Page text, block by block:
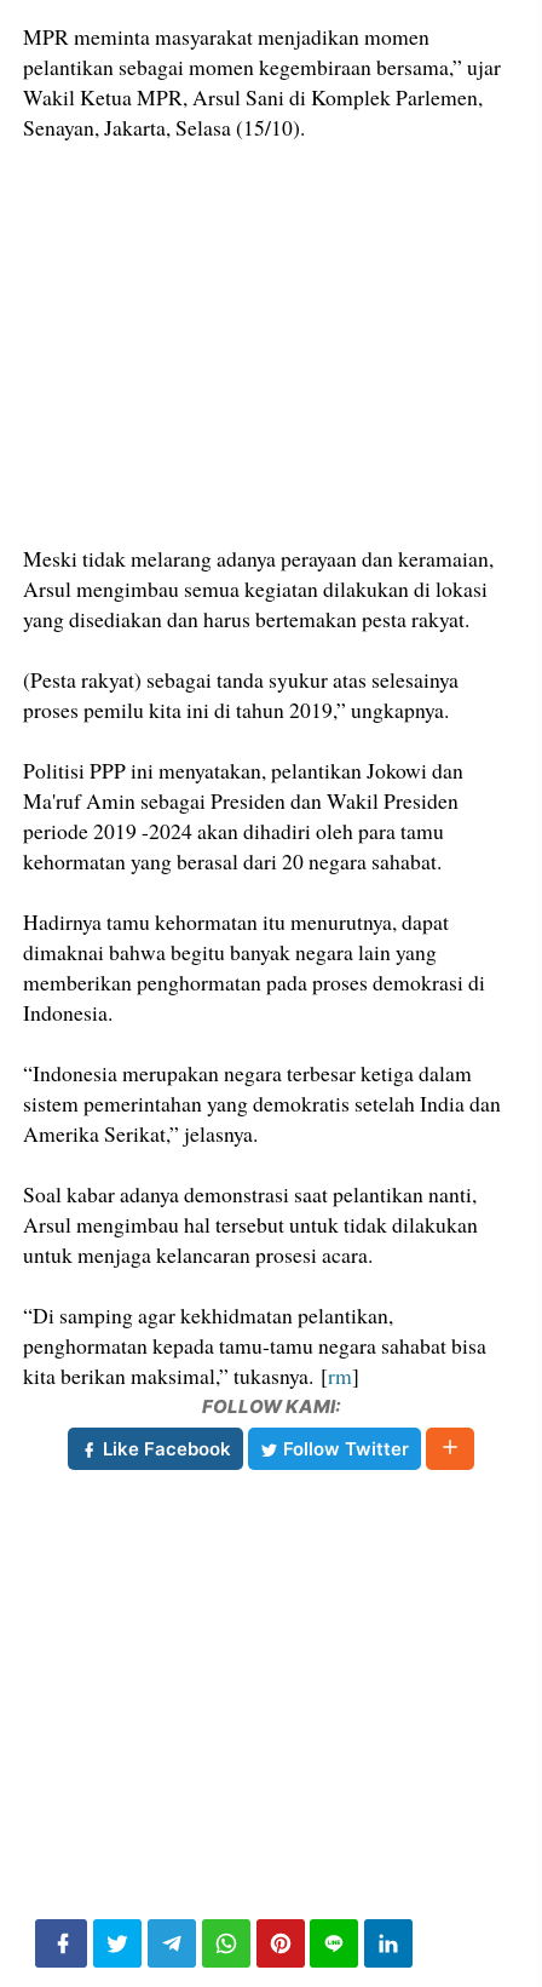
MPR meminta masyarakat menjadikan momen
pelantikan sebagai momen kegembiraan bersama,” ujar
Wakil Ketua MPR, Arsul Sani di Komplek Parlemen,
Senayan, Jakarta, Selasa (15/10).
Meski tidak melarang adanya perayaan dan keramaian,
Arsul mengimbau semua kegiatan dilakukan di lokasi
yang disediakan dan harus bertemakan pesta rakyat.
(Pesta rakyat) sebagai tanda syukur atas selesainya
proses pemilu kita ini di tahun 2019,” ungkapnya.
Politisi PPP ini menyatakan, pelantikan Jokowi dan
Ma'ruf Amin sebagai Presiden dan Wakil Presiden
periode 2019 -2024 akan dihadiri oleh para tamu
kehormatan yang berasal dari 20 negara sahabat.
Hadirnya tamu kehormatan itu menurutnya, dapat
dimaknai bahwa begitu banyak negara lain yang
memberikan penghormatan pada proses demokrasi di
Indonesia.
“Indonesia merupakan negara terbesar ketiga dalam
sistem pemerintahan yang demokratis setelah India dan
Amerika Serikat,” jelasnya.
Soal kabar adanya demonstrasi saat pelantikan nanti,
Arsul mengimbau hal tersebut untuk tidak dilakukan
untuk menjaga kelancaran prosesi acara.
“Di samping agar kekhidmatan pelantikan,
penghormatan kepada tamu-tamu negara sahabat bisa
kita berikan maksimal,” tukasnya. [rm]
FOLLOW KAMI:
Like Facebook
Follow Twitter